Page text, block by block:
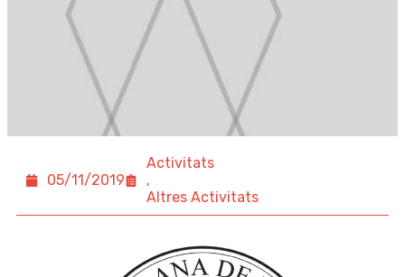
05/11/2019
Activitats
,
Altres Activitats